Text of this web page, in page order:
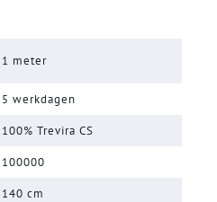
1 meter
5 werkdagen
100% Trevira CS
100000
140 cm